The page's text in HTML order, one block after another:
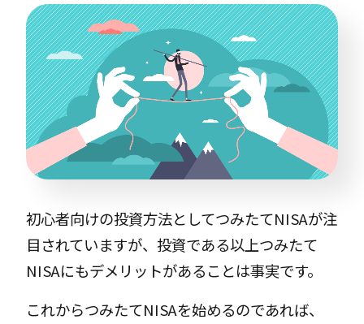
初心者向けの投資方法としてつみたてNISAが注
目されていますが、投資である以上つみたて
NISAにもデメリットがあることは事実です。
これからつみたてNISAを始めるのであれば、